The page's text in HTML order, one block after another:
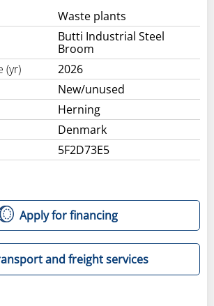
Waste plants
Butti Industrial Steel
Broom
(yr)
2026
New/unused
Herning
Denmark
5F2D73E5
Apply for financing
and freight services